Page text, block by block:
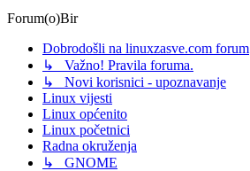
Forum(o)Bir
Dobrodošli na linuxzasve.com forum
↳ Važno! Pravila foruma.
↳ Novi korisnici - upoznavanje
Linux vijesti
Linux općenito
Linux početnici
Radna okruženja
↳ GNOME